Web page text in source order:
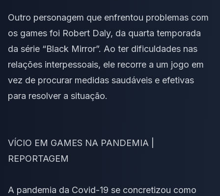
Outro personagem que enfrentou problemas com
os games foi Robert Daly, da quarta temporada
da série “Black Mirror”. Ao ter dificuldades nas
relações interpessoais, ele recorre a um jogo em
vez de procurar medidas saudáveis e efetivas
para resolver a situação.
VÍCIO EM GAMES NA PANDEMIA |
REPORTAGEM
A pandemia da Covid-19 se concretizou como